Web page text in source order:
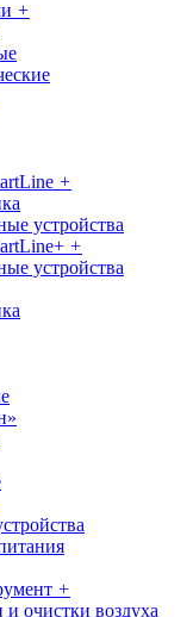
+
+
устройства
+
устройства
+
и очистки воздуха